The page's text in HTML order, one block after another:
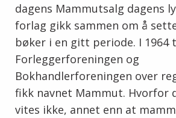
dagens Mammutsalg dagens
forlag gikk sammen om å
bøker i en gitt periode. I 1964
Forleggerforeningen og
Bokhandlerforeningen over
fikk navnet Mammut. Hvorfor
vites ikke, annet enn at